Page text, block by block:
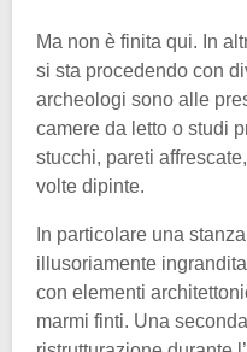
Ma non è finita qui. In
si sta procedendo con
archeologi sono alle
camere da letto o studi
stucchi, pareti affrescate,
volte dipinte.
In particolare una
illusoriamente
con elementi
marmi finti. Una